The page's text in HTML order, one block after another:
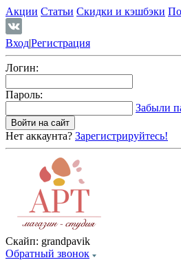
Акции Статьи Скидки и кэшбэки
Вход|Регистрация
Логин:
Пароль:
Забыли
Нет аккаунта? Зарегистрируйтесь!
Скайп: grandpavik
Обратный звонок